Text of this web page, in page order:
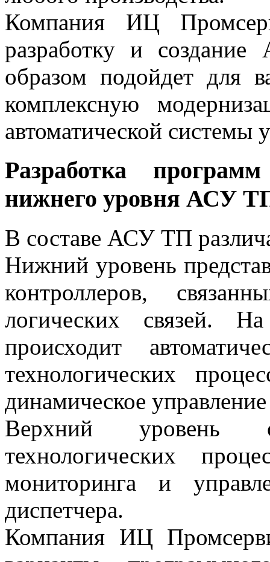
Компания ИЦ
разработку и
образом подойдет для
комплексную
автоматической системы
Разработка
нижнего уровня АСУ
В составе АСУ ТП
Нижний уровень
контроллеров,
логических
происходит
технологических
динамическое
Верхний уровень
технологических
мониторинга и
диспетчера.
Компания ИЦ